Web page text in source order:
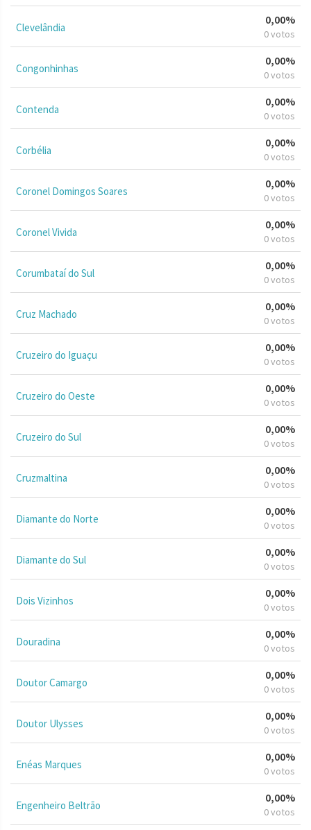
Clevelândia
0,00%
0 votos
Congonhinhas
0,00%
0 votos
Contenda
0,00%
0 votos
Corbélia
0,00%
0 votos
Coronel Domingos Soares
0,00%
0 votos
Coronel Vivida
0,00%
0 votos
Corumbataí do Sul
0,00%
0 votos
Cruz Machado
0,00%
0 votos
Cruzeiro do Iguaçu
0,00%
0 votos
Cruzeiro do Oeste
0,00%
0 votos
Cruzeiro do Sul
0,00%
0 votos
Cruzmaltina
0,00%
0 votos
Diamante do Norte
0,00%
0 votos
Diamante do Sul
0,00%
0 votos
Dois Vizinhos
0,00%
0 votos
Douradina
0,00%
0 votos
Doutor Camargo
0,00%
0 votos
Doutor Ulysses
0,00%
0 votos
Enéas Marques
0,00%
0 votos
Engenheiro Beltrão
0,00%
0 votos